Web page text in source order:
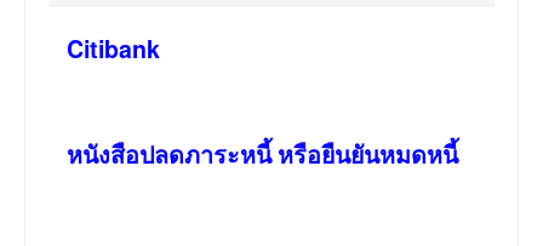
Citibank
หนังสือปลดภาระหนี้ หรือยืนยันหมดหนี้